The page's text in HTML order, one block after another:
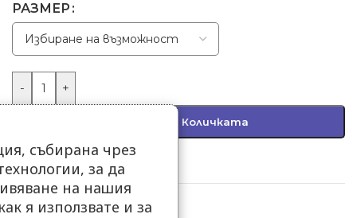
РАЗМЕР
- +
Добавяне В Количката
Добави в любими
Код:48083-48090
събирана чрез
за да
на нашия
я използвате и за